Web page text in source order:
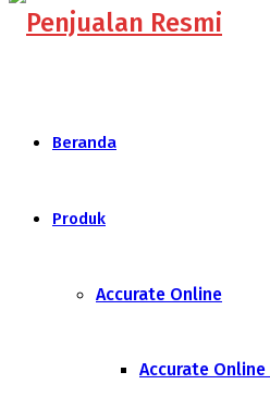
Beranda
Produk
Accurate Online
Accurate